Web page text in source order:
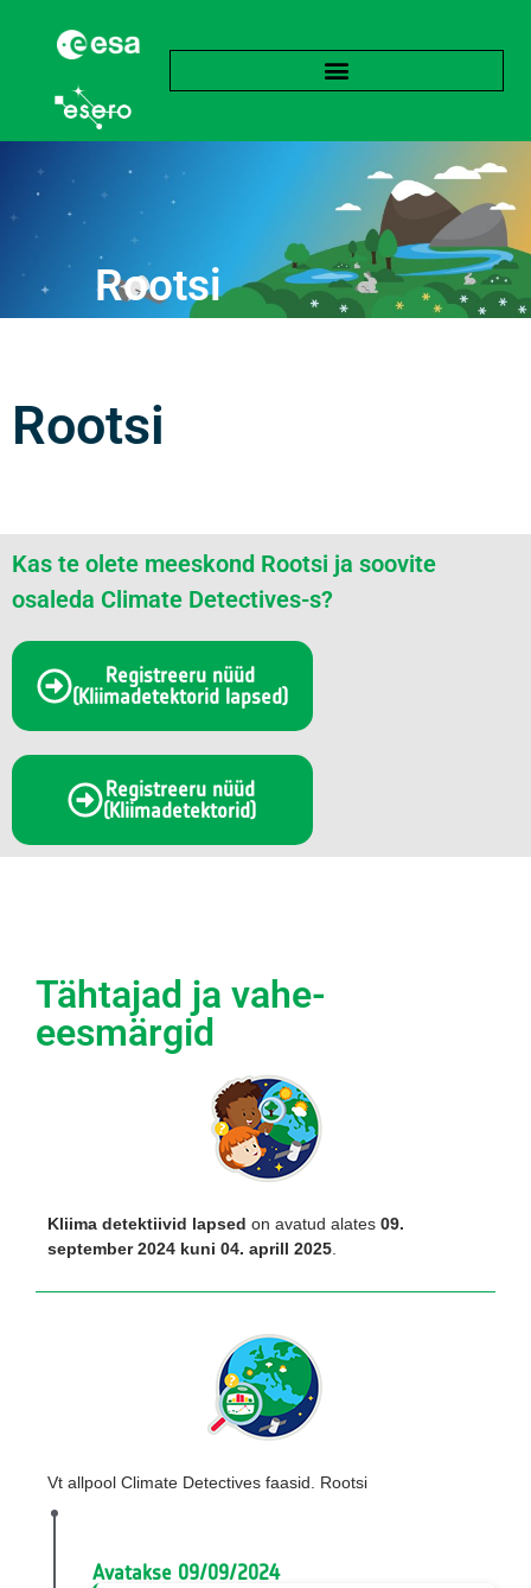
Rootsi
Rootsi
Kas te olete meeskond Rootsi ja soovite
osaleda Climate Detectives-s?
Registreeru nüüd
(Kliimadetektorid lapsed)
Registreeru nüüd
(Kliimadetektorid)
Tähtajad ja vahe-
eesmärgid
Kliima detektiivid lapsed on avatud alates 09.
september 2024 kuni 04. aprill 2025.
Vt allpool Climate Detectives faasid. Rootsi
Avatakse 09/09/2024